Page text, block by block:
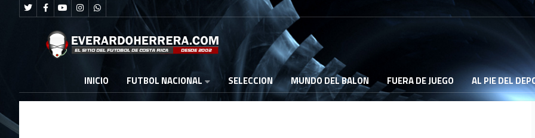
INICIO FUTBOL NACIONAL SELECCION MUNDO DEL BALON FUERA DE JUEGO AL PIE DEL